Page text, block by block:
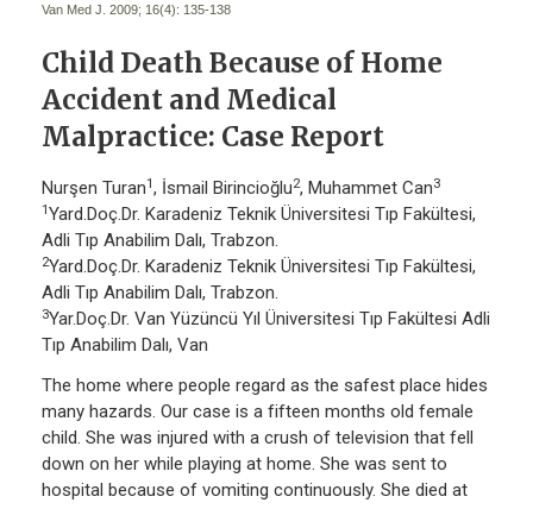
Van Med J. 2009; 16(4): 135-138
Child Death Because of Home
Accident and Medical
Malpractice: Case Report
Nurşen Turan1, İsmail Birincioğlu2, Muhammet Can3
1Yard.Doç.Dr. Karadeniz Teknik Üniversitesi Tıp Fakültesi,
Adli Tıp Anabilim Dalı, Trabzon.
2Yard.Doç.Dr. Karadeniz Teknik Üniversitesi Tıp Fakültesi,
Adli Tıp Anabilim Dalı, Trabzon.
3Yar.Doç.Dr. Van Yüzüncü Yıl Üniversitesi Tıp Fakültesi Adli
Tıp Anabilim Dalı, Van
The home where people regard as the safest place hides
many hazards. Our case is a fifteen months old female
child. She was injured with a crush of television that fell
down on her while playing at home. She was sent to
hospital because of vomiting continuously. She died at